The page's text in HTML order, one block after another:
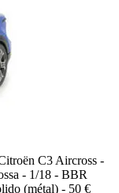
C3 Aircross -
- 1/18 - BBR
(métal) - 50 €